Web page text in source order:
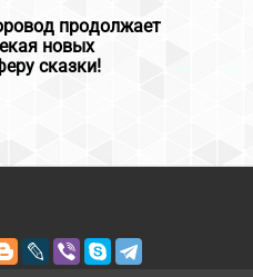
продолжает
новых
сказки!